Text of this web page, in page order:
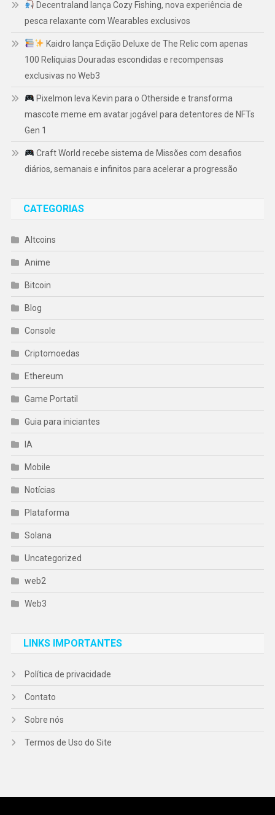
Decentraland lança Cozy Fishing, nova experiência de
pesca relaxante com Wearables exclusivos
Kaidro lança Edição Deluxe de The Relic com apenas
100 Relíquias Douradas escondidas e recompensas
exclusivas no Web3
Pixelmon leva Kevin para o Otherside e transforma
mascote meme em avatar jogável para detentores de NFTs
Gen 1
Craft World recebe sistema de Missões com desafios
diários, semanais e infinitos para acelerar a progressão
CATEGORIAS
Altcoins
Anime
Bitcoin
Blog
Console
Criptomoedas
Ethereum
Game Portatil
Guia para iniciantes
IA
Mobile
Notícias
Plataforma
Solana
Uncategorized
web2
Web3
LINKS IMPORTANTES
Política de privacidade
Contato
Sobre nós
Termos de Uso do Site